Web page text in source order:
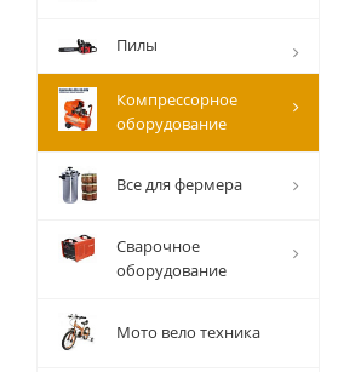
Пилы
Компрессорное
оборудование
Все для фермера
Сварочное
оборудование
Мото вело техника